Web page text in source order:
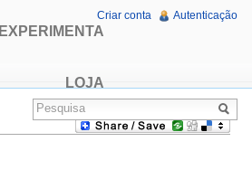
EXPERIMENTA
LOJA
Criar conta Autenticação